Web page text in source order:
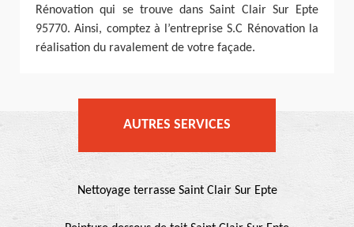
Rénovation qui se trouve dans Saint Clair Sur Epte
95770. Ainsi, comptez à l’entreprise S.C Rénovation la
réalisation du ravalement de votre façade.
AUTRES SERVICES
Nettoyage terrasse Saint Clair Sur Epte